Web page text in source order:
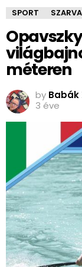
SPORT
méteren
by Babák
3 éve